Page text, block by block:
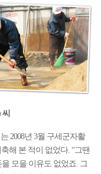
2008년 3월 구세군자활
해 본 적이 없었다. “그땐
모을 이유도 없었죠. 그